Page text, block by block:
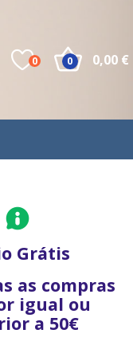
0 0,00 €
0
Grátis
as compras
igual ou
a 50€